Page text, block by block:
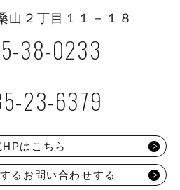
山２丁目１１－１８
38-0233
23-6379
HPはこちら
るお問い合わせする